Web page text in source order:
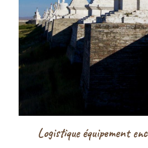
Logistique équipement